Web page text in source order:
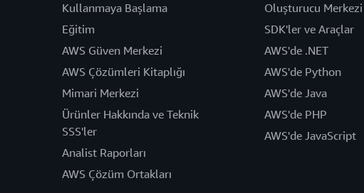
Kullanmaya Başlama
Eğitim
AWS Güven Merkezi
AWS Çözümleri Kitaplığı
Mimari Merkezi
Ürünler Hakkında ve Teknik
SSS'ler
Analist Raporları
AWS Çözüm Ortakları
Oluşturucu Merkezi
SDK'ler ve Araçlar
AWS'de .NET
AWS'de Python
AWS'de Java
AWS'de PHP
AWS'de JavaScript